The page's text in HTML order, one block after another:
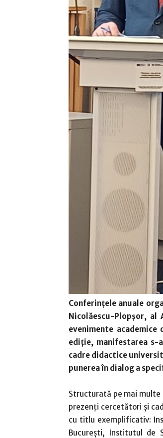
Conferințele anuale
Nicolăescu-Plopșor, al
evenimente
ediție, manifestarea
cadre didactice
punerea în dialog a
Structurată pe mai
prezenți cercetători și
cu titlu exemplificativ:
București, Institutul de